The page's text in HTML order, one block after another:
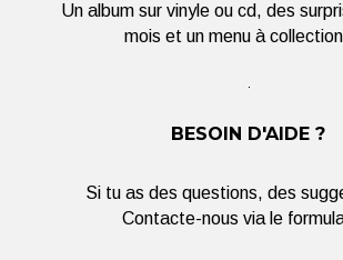
Un album sur vinyle ou cd, des
mois et un menu à
BESOIN D'AIDE ?
Si tu as des questions, des
Contacte-nous via le